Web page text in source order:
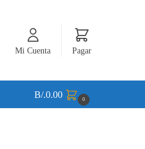
Mi Cuenta Pagar
B/.0.00 0